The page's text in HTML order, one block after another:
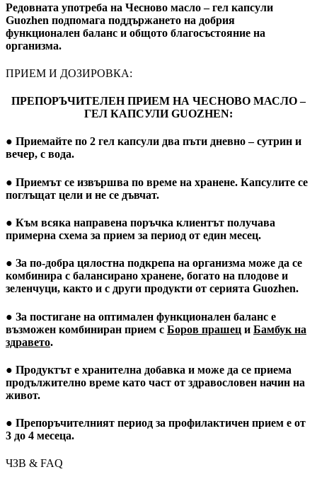
Редовната употреба на Чесново масло – гел капсули
Guozhen подпомага поддържането на добрия
функционален баланс и общото благосъстояние на
организма.
ПРИЕМ И ДОЗИРОВКА:
ПРЕПОРЪЧИТЕЛЕН ПРИЕМ НА ЧЕСНОВО МАСЛО –
ГЕЛ КАПСУЛИ GUOZHEN:
● Приемайте по 2 гел капсули два пъти дневно– сутрин и
вечер, с вода.
● Приемът се извършва по време на хранене. Капсулите се
поглъщат цели и не се дъвчат.
● Към всяка направена поръчка клиентът получава
примерна схема за прием за период от един месец.
● За по-добра цялостна подкрепа на организма може да се
комбинира с балансирано хранене, богато на плодове и
зеленчуци, както и с други продукти от серията Guozhen.
● За постигане на оптимален функционален баланс е
възможен комбиниран прием с Боров прашец и Бамбук на
здравето.
● Продуктът е хранителна добавка и може да се приема
продължително време като част от здравословен начин на
живот.
● Препоръчителният период за профилактичен прием е от
3 до 4 месеца.
ЧЗВ & FAQ